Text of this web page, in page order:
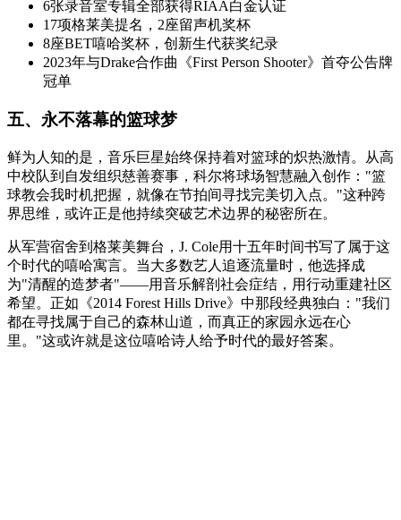
6张录音室专辑全部获得RIAA白金认证
17项格莱美提名，2座留声机奖杯
8座BET嘻哈奖杯，创新生代获奖纪录
2023年与Drake合作曲《First Person Shooter》首夺公告牌
冠单
五、永不落幕的篮球梦
鲜为人知的是，音乐巨星始终保持着对篮球的炽热激情。从高
中校队到自发组织慈善赛事，科尔将球场智慧融入创作："篮
球教会我时机把握，就像在节拍间寻找完美切入点。"这种跨
界思维，或许正是他持续突破艺术边界的秘密所在。
从军营宿舍到格莱美舞台，J. Cole用十五年时间书写了属于这
个时代的嘻哈寓言。当大多数艺人追逐流量时，他选择成
为"清醒的造梦者"——用音乐解剖社会症结，用行动重建社区
希望。正如《2014 Forest Hills Drive》中那段经典独白："我们
都在寻找属于自己的森林山道，而真正的家园永远在心
里。"这或许就是这位嘻哈诗人给予时代的最好答案。